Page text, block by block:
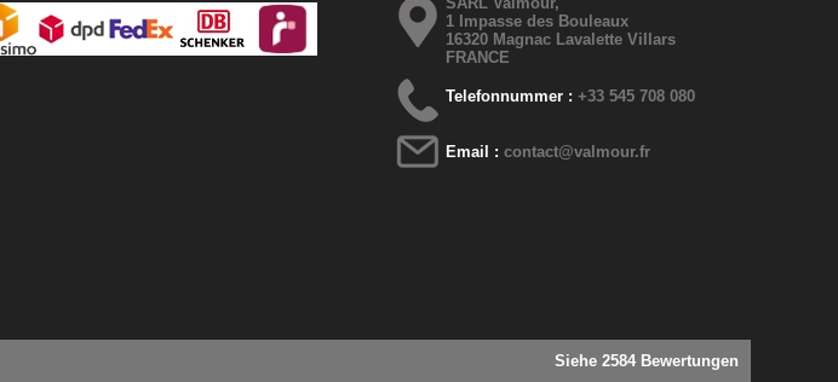
1 Impasse des Bouleaux
16320 Magnac Lavalette Villars
FRANCE
Telefonnummer :+33 545 708 080
Email :contact@valmour.fr
Siehe 2584 Bewertungen